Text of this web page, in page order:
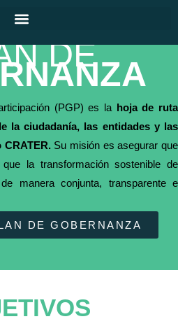
DE
(PGP) es la hoja de ruta
la ciudadanía, las entidades y las
Su misión es asegurar que
la transformación sostenible de
manera conjunta, transparente e
DE GOBERNANZA